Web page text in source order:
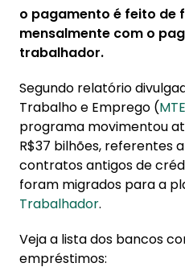
o pagamento é feito de
mensalmente com o
trabalhador.
Segundo relatório
Trabalho e Emprego (MTE
programa movimentou
R$37 bilhões, referentes
contratos antigos de
foram migrados para a
Trabalhador.
Veja a lista dos bancos
empréstimos: